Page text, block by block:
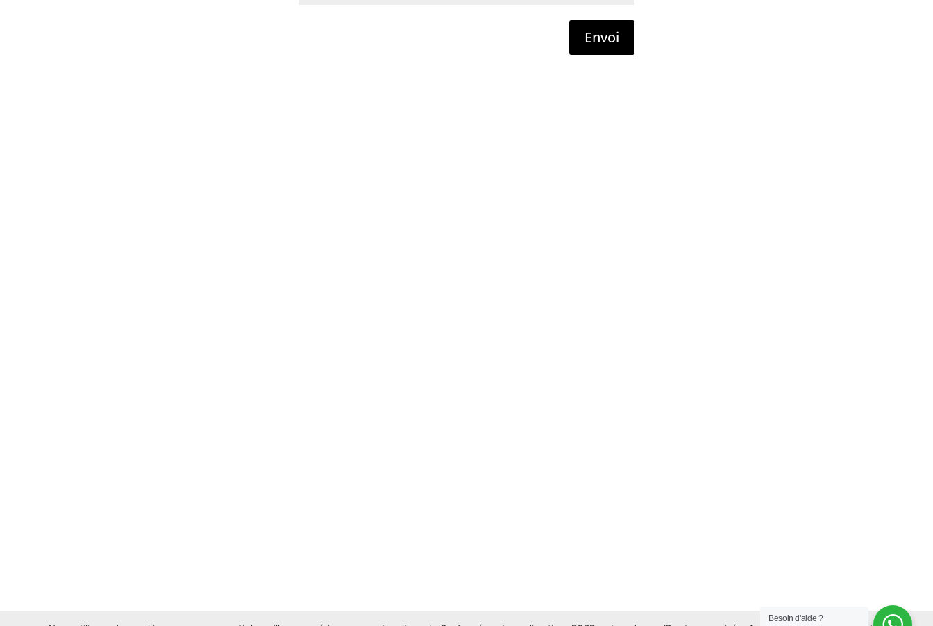
Envoi
Besoin d'aide ?